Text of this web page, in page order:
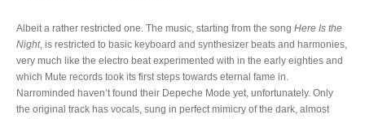
Albeit a rather restricted one. The music, starting from the song Here Is the
Night, is restricted to basic keyboard and synthesizer beats and harmonies,
very much like the electro beat experimented with in the early eighties and
which Mute records took its first steps towards eternal fame in.
Narrominded haven’t found their Depeche Mode yet, unfortunately. Only
the original track has vocals, sung in perfect mimicry of the dark, almost